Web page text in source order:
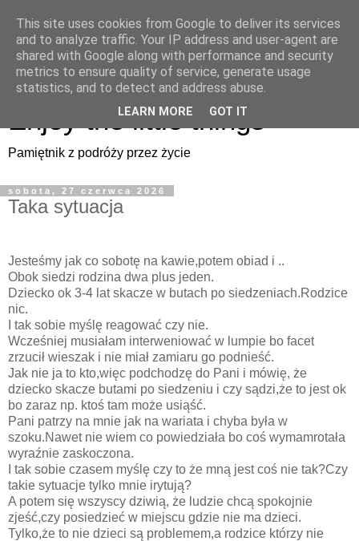
Enjoy the little things
Pamiętnik z podróży przez życie
Enjoy the little things
Pamiętnik z podróży przez życie
sobota, 27 czerwca 2026
Taka sytuacja
Jesteśmy jak co sobotę na kawie,potem obiad i ..
Obok siedzi rodzina dwa plus jeden.
Dziecko ok 3-4 lat skacze w butach po siedzeniach.Rodzice
nic.
I tak sobie myślę reagować czy nie.
Wcześniej musiałam interweniować w lumpie bo facet
zrzucił wieszak i nie miał zamiaru go podnieść.
Jak nie ja to kto,więc podchodzę do Pani i mówię, że
dziecko skacze butami po siedzeniu i czy sądzi,że to jest ok
bo zaraz np. ktoś tam może usiąść.
Pani patrzy na mnie jak na wariata i chyba była w
szoku.Nawet nie wiem co powiedziała bo coś wymamrotała
wyraźnie zaskoczona.
I tak sobie czasem myślę czy to że mną jest coś nie tak?Czy
takie sytuacje tylko mnie irytują?
A potem się wszyscy dziwią, że ludzie chcą spokojnie
zjeść,czy posiedzieć w miejscu gdzie nie ma dzieci.
Tylko,że to nie dzieci są problemem,a rodzice którzy nie
This site uses cookies from Google to deliver its services
and to analyze traffic. Your IP address and user-agent are
shared with Google along with performance and security
metrics to ensure quality of service, generate usage
statistics, and to detect and address abuse.
LEARN MORE GOT IT